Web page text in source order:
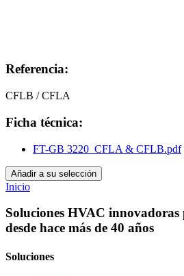
Referencia:
CFLB / CFLA
Ficha técnica:
FT-GB 3220_CFLA & CFLB.pdf
Añadir a su selección
Inicio
Soluciones HVAC innovadoras
desde hace más de 40 años
Soluciones